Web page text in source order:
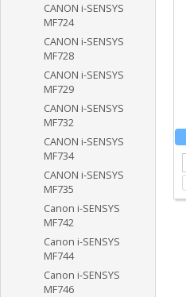
CANON i-SENSYS
MF724
CANON i-SENSYS
MF728
CANON i-SENSYS
MF729
CANON i-SENSYS
MF732
CANON i-SENSYS
MF734
CANON i-SENSYS
MF735
Canon i-SENSYS
MF742
Canon i-SENSYS
MF744
Canon i-SENSYS
MF746